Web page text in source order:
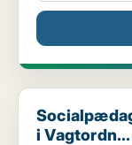
Socialpædagogisk
i Vagtordn...